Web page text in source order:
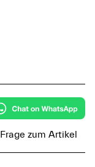
Frage zum Artikel